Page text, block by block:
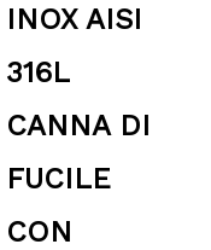
INOX AISI
316L
CANNA DI
FUCILE
CON